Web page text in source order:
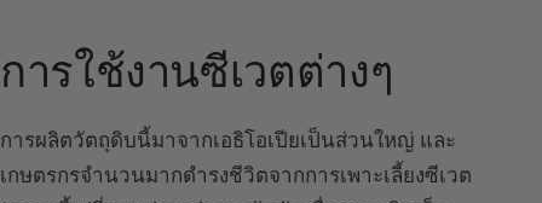
การใช้งานซีเวตต่างๆ
การผลิตวัตถุดิบนี้มาจากเอธิโอเปียเป็นส่วนใหญ่ และ
เกษตรกรจำนวนมากดำรงชีวิตจากการเพาะเลี้ยงซีเวต